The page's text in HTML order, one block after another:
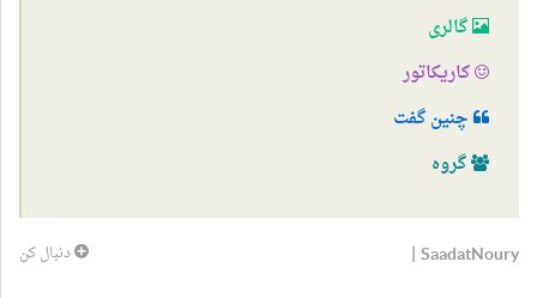
گالری
کاریکاتور
چنین گفت
گروه
دنبال کن SaadatNoury
|